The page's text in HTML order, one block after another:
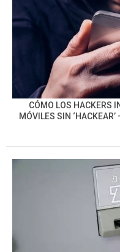
CÓMO LOS HACKERS
MÓVILES SIN